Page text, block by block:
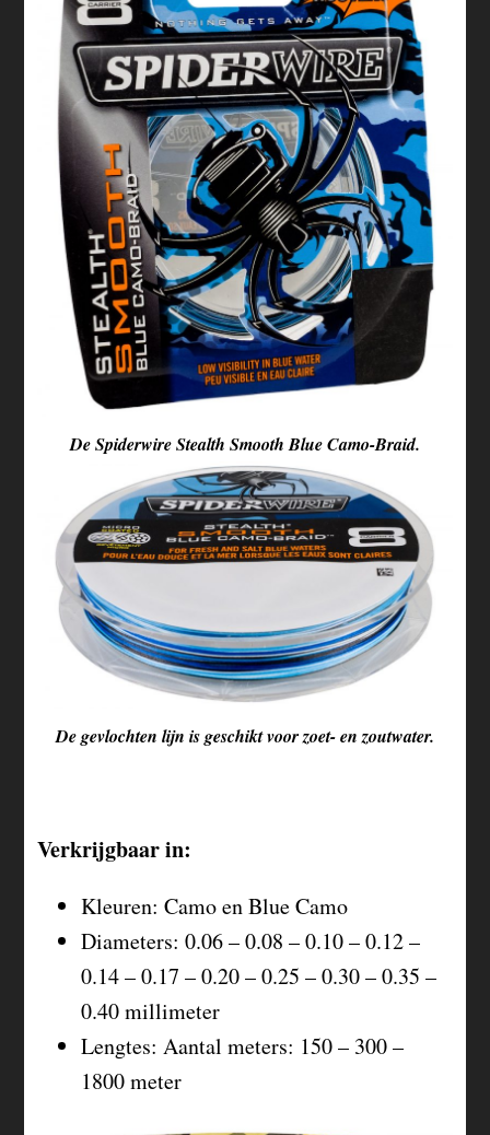
De Spiderwire Stealth Smooth Blue Camo-Braid.
De gevlochten lijn is geschikt voor zoet- en zoutwater.
Verkrijgbaar in:
Kleuren: Camo en Blue Camo
Diameters: 0.06 – 0.08 – 0.10 – 0.12 –
0.14 – 0.17 – 0.20 – 0.25 – 0.30 – 0.35 –
0.40 millimeter
Lengtes: Aantal meters: 150 – 300 –
1800 meter